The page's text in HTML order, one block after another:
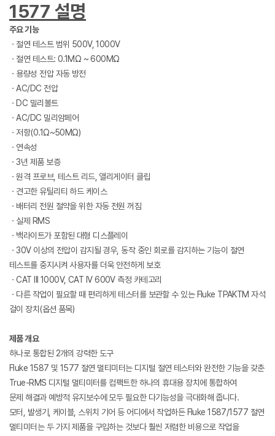
1577 설명
주요 기능
ㆍ절연 테스트 범위 500V, 1000V
ㆍ절연 테스트: 0.1MΩ ~ 600MΩ
ㆍ용량성 전압 자동 방전
ㆍAC/DC 전압
ㆍDC 밀리볼트
ㆍAC/DC 밀리암페어
ㆍ저항(0.1Ω~50MΩ)
ㆍ연속성
ㆍ3년 제품 보증
ㆍ원격 프로브, 테스트 리드, 앨리게이터 클립
ㆍ견고한 유틸리티 하드 케이스
ㆍ배터리 전원 절약을 위한 자동 전원 꺼짐
ㆍ실제 RMS
ㆍ백라이트가 포함된 대형 디스플레이
ㆍ30V 이상의 전압이 감지될 경우, 동작 중인 회로를 감지하는 기능이 절연
테스트를 중지시켜 사용자를 더욱 안전하게 보호
ㆍCAT III 1000V, CAT IV 600V 측정 카테고리
ㆍ다른 작업이 필요할 때 편리하게 테스터를 보관할 수 있는 Fluke TPAKTM 자석
걸이 장치(옵션 품목)
제품 개요
하나로 통합된 2개의 강력한 도구
Fluke 1587 및 1577 절연 멀티미터는 디지털 절연 테스터와 완전한 기능을 갖춘
True-RMS 디지털 멀티미터를 컴팩트한 하나의 휴대용 장치에 통합하여
문제 해결과 예방적 유지보수에 모두 필요한 다기능성을 극대화해 줍니다.
모터, 발생기, 케이블, 스위치 기어 등 어디에서 작업하든 Fluke 1587/1577 절연
멀티미터는 두 가지 제품을 구입하는 것보다 훨씬 저렴한 비용으로 작업을